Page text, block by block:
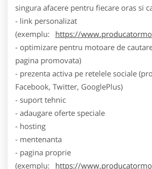
singura afacere pentru fiecare oras si
- link personalizat
(exemplu:
https://
- optimizare pentru motoare de
pagina promovata)
- prezenta activa pe retelele sociale
Facebook, Twitter, GooglePlus)
- suport tehnic
- adaugare oferte speciale
- hosting
- mentenanta
- pagina proprie
(exemplu:
https://